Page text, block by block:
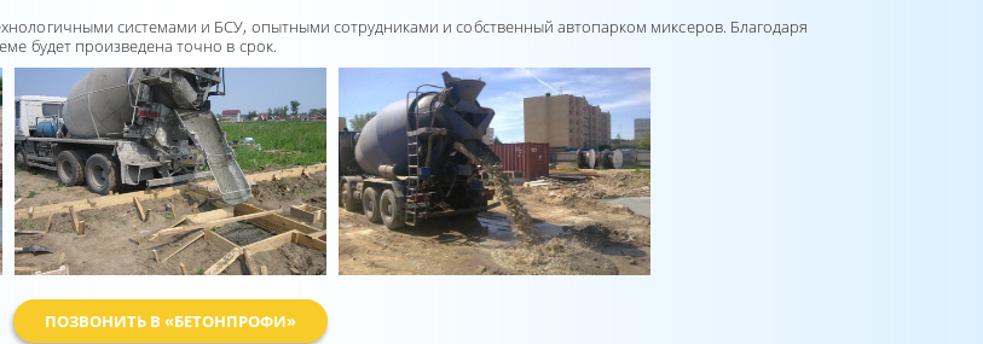
системами и БСУ, опытными сотрудниками и собственный автопарком миксеров. Благодаря
будет произведена точно в срок.
ПОЗВОНИТЬ В «БЕТОНПРОФИ»